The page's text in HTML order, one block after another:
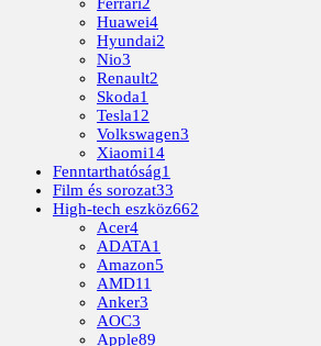
Huawei4
Hyundai2
Nio3
Renault2
Skoda1
Tesla12
Volkswagen3
Xiaomi14
Fenntarthatóság1
Film és sorozat33
High-tech eszköz662
Acer4
ADATA1
Amazon5
AMD11
Anker3
AOC3
Apple89